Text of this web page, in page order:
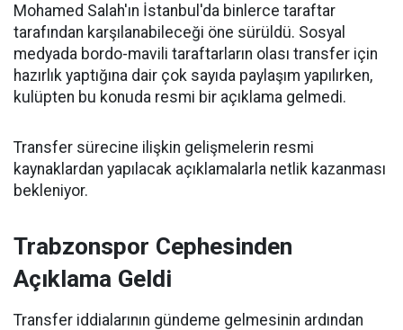
Mohamed Salah'ın İstanbul'da binlerce taraftar
tarafından karşılanabileceği öne sürüldü. Sosyal
medyada bordo-mavili taraftarların olası transfer için
hazırlık yaptığına dair çok sayıda paylaşım yapılırken,
kulüpten bu konuda resmi bir açıklama gelmedi.
Transfer sürecine ilişkin gelişmelerin resmi
kaynaklardan yapılacak açıklamalarla netlik kazanması
bekleniyor.
Trabzonspor Cephesinden
Açıklama Geldi
Transfer iddialarının gündeme gelmesinin ardından